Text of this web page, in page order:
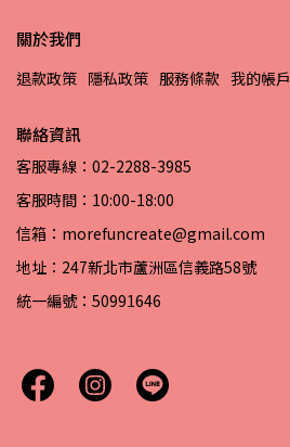
關於我們
退款政策 隱私政策 服務條款 我的帳戶
聯絡資訊
客服專線：02-2288-3985
客服時間：10:00-18:00
信箱：morefuncreate@gmail.com
地址：247新北市蘆洲區信義路58號
統一編號：50991646